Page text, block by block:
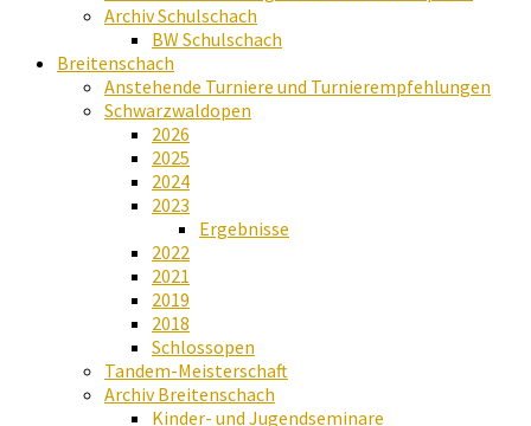
Archiv Schulschach
BW Schulschach
Breitenschach
Anstehende Turniere und Turnierempfehlungen
Schwarzwaldopen
2026
2025
2024
2023
Ergebnisse
2022
2021
2019
2018
Schlossopen
Tandem-Meisterschaft
Archiv Breitenschach
Kinder- und Jugendseminare